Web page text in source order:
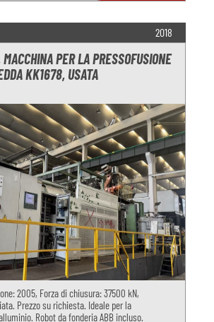
2018
PER LA PRESSOFUSIONE
KK1678, USATA
2005, Forza di chiusura: 37500 kN,
Prezzo su richiesta. Ideale per la
Robot da fonderia ABB incluso.